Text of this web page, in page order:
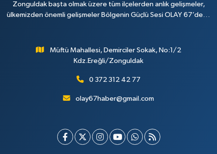
Zonguldak başta olmak üzere tüm ilçelerden anlık gelişmeler,
ülkemizden önemli gelişmeler Bölgenin Güçlü Sesi OLAY 67’de…
Müftü Mahallesi, Demirciler Sokak, No:1/2
Kdz.Ereğli/Zonguldak
0 372 312 42 77
olay67haber@gmail.com